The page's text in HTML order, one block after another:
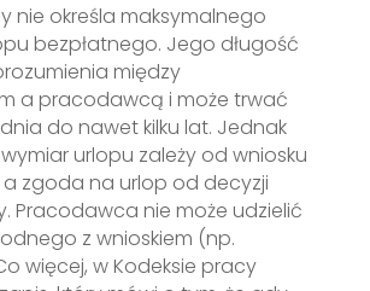
nie określa maksymalnego
bezpłatnego. Jego długość
między
a pracodawcą i może trwać
do nawet kilku lat. Jednak
urlopu zależy od wniosku
zgoda na urlop od decyzji
Pracodawca nie może udzielić
z wnioskiem (np.
więcej, w Kodeksie pracy